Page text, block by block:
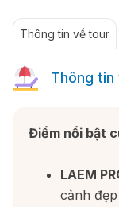
Thông tin về tour
Thông
Điểm nổi bật
LAEM
cảnh